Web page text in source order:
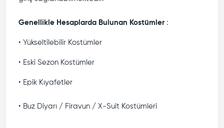
Genellikle Hesaplarda Bulunan Kostümler :
• Yükseltilebilir Kostümler
• Eski Sezon Kostümler
• Epik Kıyafetler
• Buz Diyarı / Firavun / X-Suit Kostümleri